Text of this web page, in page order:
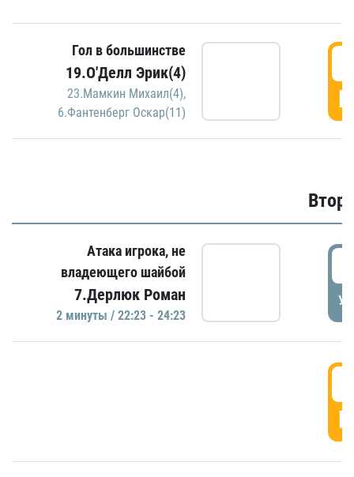
Гол в большинстве
19.О'Делл Эрик(4)
23.Мамкин Михаил(4),
6.Фантенберг Оскар(11)
Атака игрока, не
владеющего шайбой
7.Дерлюк Роман
2 минуты / 22:23 - 24:23